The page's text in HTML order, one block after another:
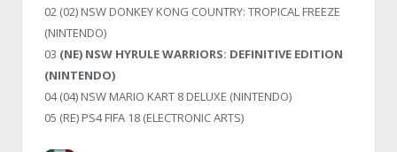
02 (02) NSW DONKEY KONG COUNTRY: TROPICAL FREEZE
(NINTENDO)
03 (NE) NSW HYRULE WARRIORS: DEFINITIVE EDITION
(NINTENDO)
04 (04) NSW MARIO KART 8 DELUXE (NINTENDO)
05 (RE) PS4 FIFA 18 (ELECTRONIC ARTS)